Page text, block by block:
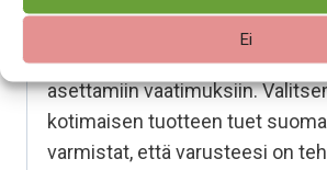
Ei
. Se on kehitetty
suomalaisen arjen ja
asettamiin vaatimuksiin.
kotimaisen tuotteen tuet
varmistat, että varusteesi on